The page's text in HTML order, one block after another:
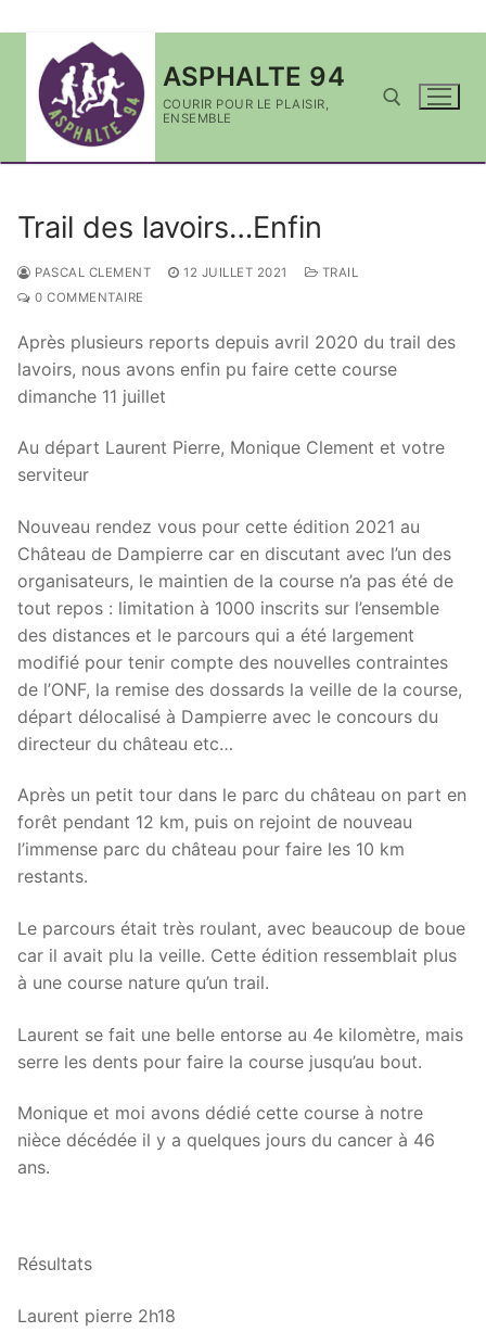
contenu
ASPHALTE 94
COURIR POUR LE PLAISIR,
ENSEMBLE
Trail des lavoirs…Enfin
PASCAL CLEMENT 12 JUILLET 2021
TRAIL
0 COMMENTAIRE
Après plusieurs reports depuis avril 2020 du trail des
lavoirs, nous avons enfin pu faire cette course
dimanche 11 juillet
Au départ Laurent Pierre, Monique Clement et votre
serviteur
Nouveau rendez vous pour cette édition 2021 au
Château de Dampierre car en discutant avec l’un des
organisateurs, le maintien de la course n’a pas été de
tout repos : limitation à 1000 inscrits sur l’ensemble
des distances et le parcours qui a été largement
modifié pour tenir compte des nouvelles contraintes
de l’ONF, la remise des dossards la veille de la course,
départ délocalisé à Dampierre avec le concours du
directeur du château etc…
Après un petit tour dans le parc du château on part en
forêt pendant 12 km, puis on rejoint de nouveau
l’immense parc du château pour faire les 10 km
restants.
Le parcours était très roulant, avec beaucoup de boue
car il avait plu la veille. Cette édition ressemblait plus
à une course nature qu’un trail.
Laurent se fait une belle entorse au 4e kilomètre, mais
serre les dents pour faire la course jusqu’au bout.
Monique et moi avons dédié cette course à notre
nièce décédée il y a quelques jours du cancer à 46
ans.
Résultats
Laurent pierre 2h18